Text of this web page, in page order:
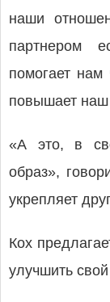
наши
партнером
помогает нам
повышает
«А это, в
образ»,
укрепляет
Кох
улучшить